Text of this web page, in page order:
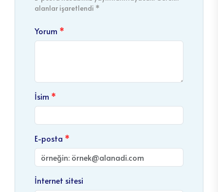
alanlar işaretlendi *
Yorum
İsim
E-posta
İnternet sitesi